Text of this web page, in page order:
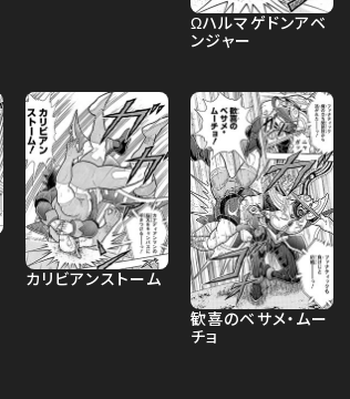
Ωハルマゲドンアベ
ンジャー
カリビアンストーム
歓喜のベサメ・ムー
チョ